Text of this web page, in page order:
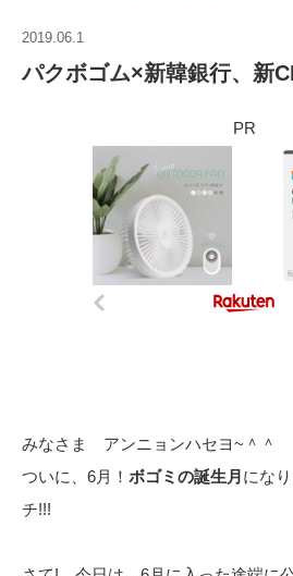
2019.06.1
パクボゴム×新韓銀行、新
PR
みなさま アンニョンハセヨ~＾＾
ついに、6月！ ボゴミの誕生月 にな
チ!!!